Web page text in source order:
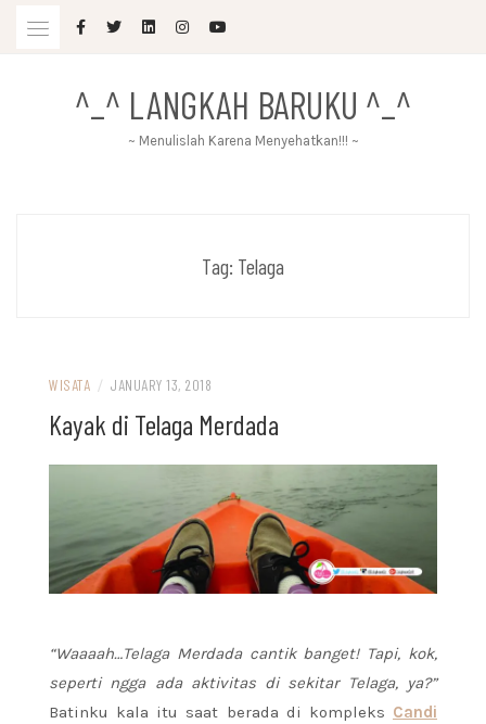
^_^ LANGKAH BARUKU ^_^
~ Menulislah Karena Menyehatkan!!! ~
Tag: Telaga
WISATA / JANUARY 13, 2018
Kayak di Telaga Merdada
“Waaaah…Telaga Merdada cantik banget! Tapi, kok,
seperti ngga ada aktivitas di sekitar Telaga, ya?”
Batinku kala itu saat berada di kompleks Candi